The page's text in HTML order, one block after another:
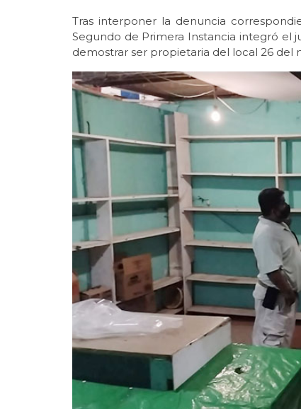
Tras interponer la denuncia
Segundo de Primera Instancia integró el
demostrar ser propietaria del local 26 del